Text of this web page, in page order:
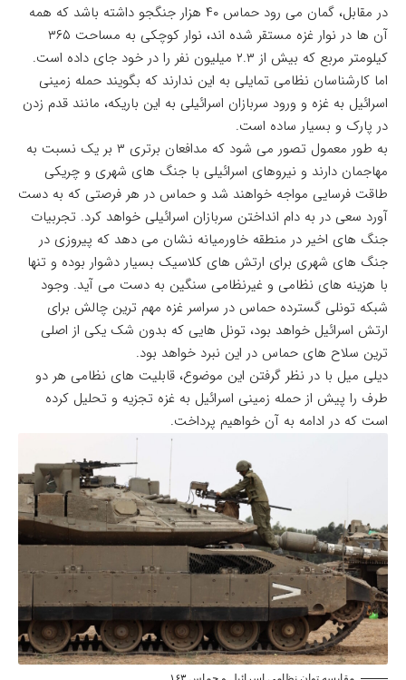
در مقابل، گمان می رود حماس ۴۰ هزار جنگجو داشته باشد که همه
آن ها در نوار غزه مستقر شده اند، نوار کوچکی به مساحت ۳۶۵
کیلومتر مربع که بیش از ۲.۳ میلیون نفر را در خود جای داده است.
اما کارشناسان نظامی تمایلی به این ندارند که بگویند حمله زمینی
اسرائیل به غزه و ورود سربازان اسرائیلی به این باریکه، مانند قدم زدن
در پارک و بسیار ساده است.
به طور معمول تصور می شود که مدافعان برتری ۳ بر یک نسبت به
مهاجمان دارند و نیروهای اسرائیلی با جنگ های شهری و چریکی
طاقت فرسایی مواجه خواهند شد و حماس در هر فرصتی که به دست
آورد سعی در به دام انداختن سربازان اسرائیلی خواهد کرد. تجربیات
جنگ های اخیر در منطقه خاورمیانه نشان می دهد که پیروزی در
جنگ های شهری برای ارتش های کلاسیک بسیار دشوار بوده و تنها
با هزینه های نظامی و غیرنظامی سنگین به دست می آید. وجود
شبکه تونلی گسترده حماس در سراسر غزه مهم ترین چالش برای
ارتش اسرائیل خواهد بود، تونل هایی که بدون شک یکی از اصلی
ترین سلاح های حماس در این نبرد خواهد بود.
دیلی میل با در نظر گرفتن این موضوع، قابلیت های نظامی هر دو
طرف را پیش از حمله زمینی اسرائیل به غزه تجزیه و تحلیل کرده
است که در ادامه به آن خواهیم پرداخت.